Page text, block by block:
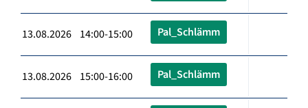
13.08.2026 14:00-15:00 Pal_Schlämm
13.08.2026 15:00-16:00 Pal_Schlämm